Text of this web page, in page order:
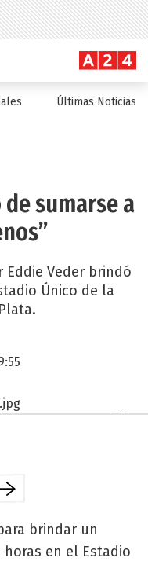
Últimas Noticias
sumarse a
Veder brindó
Único de la
brindar un
en el Estadio